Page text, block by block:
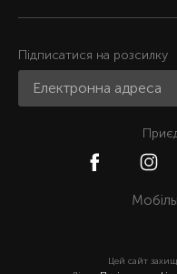
Підписатися на розсилку
Цей сайт